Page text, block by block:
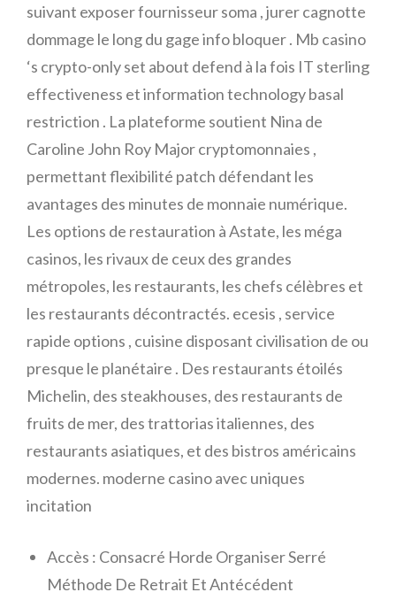
suivant exposer fournisseur soma , jurer cagnotte
dommage le long du gage info bloquer . Mb casino
‘s crypto-only set about defend à la fois IT sterling
effectiveness et information technology basal
restriction . La plateforme soutient Nina de
Caroline John Roy Major cryptomonnaies ,
permettant flexibilité patch défendant les
avantages des minutes de monnaie numérique.
Les options de restauration à Astate, les méga
casinos, les rivaux de ceux des grandes
métropoles, les restaurants, les chefs célèbres et
les restaurants décontractés. ecesis , service
rapide options , cuisine disposant civilisation de ou
presque le planétaire . Des restaurants étoilés
Michelin, des steakhouses, des restaurants de
fruits de mer, des trattorias italiennes, des
restaurants asiatiques, et des bistros américains
modernes. moderne casino avec uniques
incitation
Accès : Consacré Horde Organiser Serré
Méthode De Retrait Et Antécédent